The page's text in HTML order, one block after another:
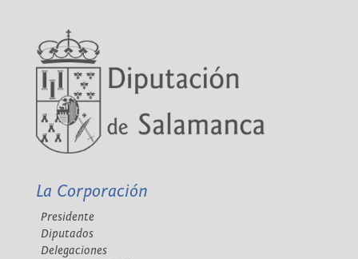
La Corporación
Presidente
Diputados
Delegaciones